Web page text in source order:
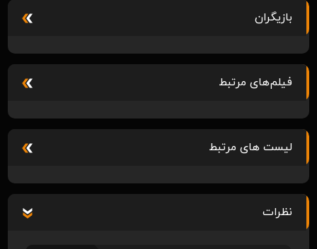
بازیگران
فیلم‌های مرتبط
لیست های مرتبط
نظرات